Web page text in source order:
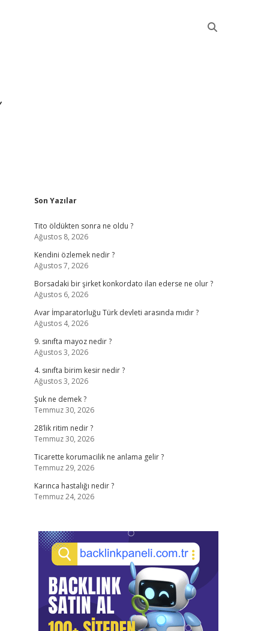
Sidebar
Son Yazılar
Tito öldükten sonra ne oldu ?
Ağustos 8, 2026
Kendini özlemek nedir ?
Ağustos 7, 2026
Borsadaki bir şirket konkordato ilan ederse ne olur ?
Ağustos 6, 2026
Avar İmparatorluğu Türk devleti arasında mıdır ?
Ağustos 4, 2026
9. sınıfta mayoz nedir ?
Ağustos 3, 2026
4. sınıfta birim kesir nedir ?
Ağustos 3, 2026
Şuk ne demek ?
Temmuz 30, 2026
28’lik ritim nedir ?
Temmuz 30, 2026
Ticarette korumacilik ne anlama gelir ?
Temmuz 29, 2026
Karınca hastalığı nedir ?
Temmuz 24, 2026